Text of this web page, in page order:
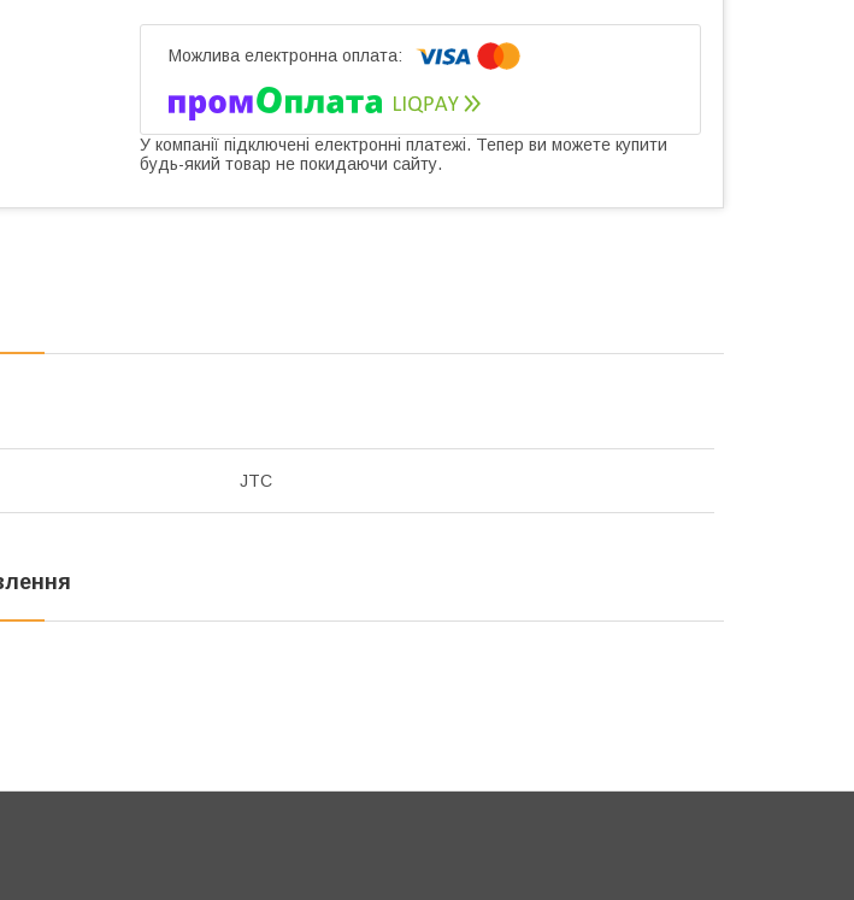
У компанії підключені електронні платежі. Тепер ви можете купити
будь-який товар не покидаючи сайту.
JTC